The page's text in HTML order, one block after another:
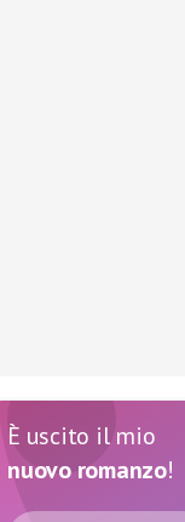
È uscito il mio
nuovo romanzo!